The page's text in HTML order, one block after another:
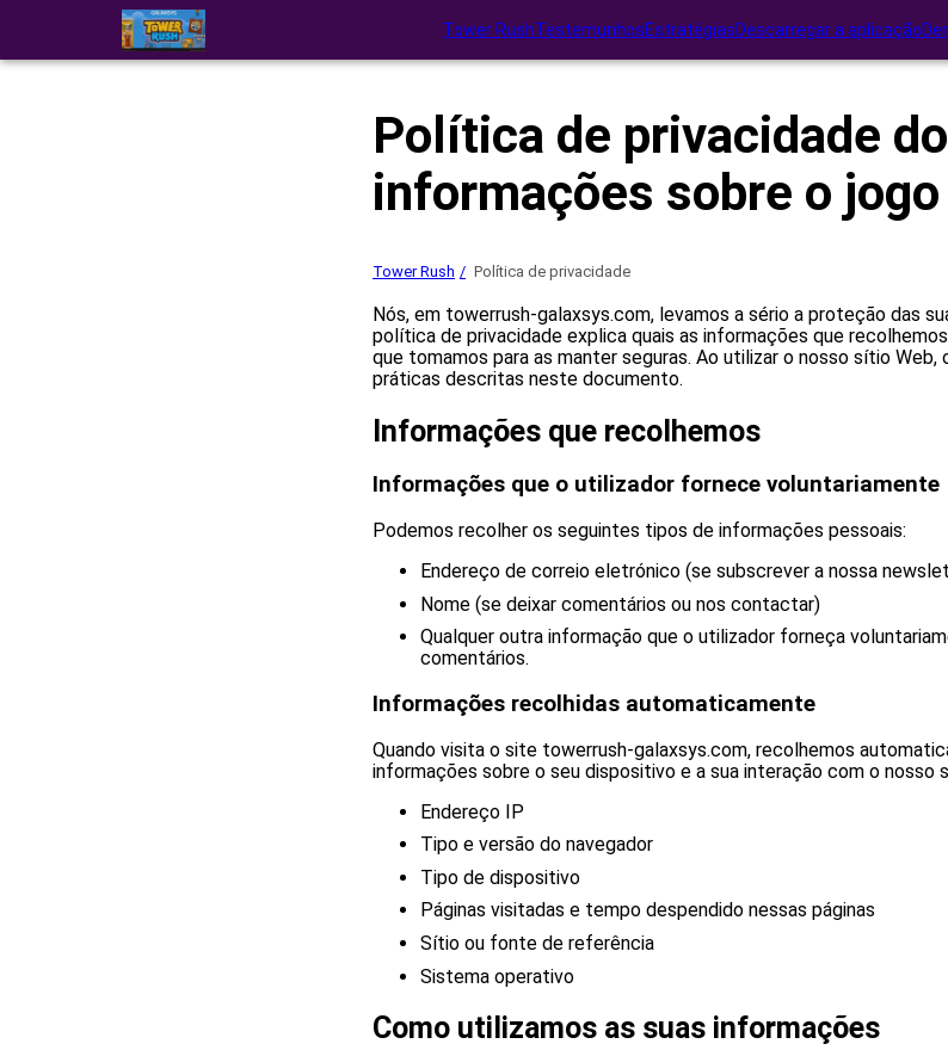
Tower RushTestemunhosEstratégiasDescarregar a aplicação
Política de privacidade
informações sobre o jogo
Tower Rush Política de privacidade
Nós, em towerrush-galaxsys.com, levamos a sério a proteção das
política de privacidade explica quais as informações que
que tomamos para as manter seguras. Ao utilizar o nosso sítio
práticas descritas neste documento.
Informações que recolhemos
Informações que o utilizador fornece voluntariamente
Podemos recolher os seguintes tipos de informações pessoais:
Endereço de correio eletrónico (se subscrever a nossa
Nome (se deixar comentários ou nos contactar)
Qualquer outra informação que o utilizador forneça
comentários.
Informações recolhidas automaticamente
Quando visita o site towerrush-galaxsys.com, recolhemos
informações sobre o seu dispositivo e a sua interação com o nosso
Endereço IP
Tipo e versão do navegador
Tipo de dispositivo
Páginas visitadas e tempo despendido nessas páginas
Sítio ou fonte de referência
Sistema operativo
Como utilizamos as suas informações